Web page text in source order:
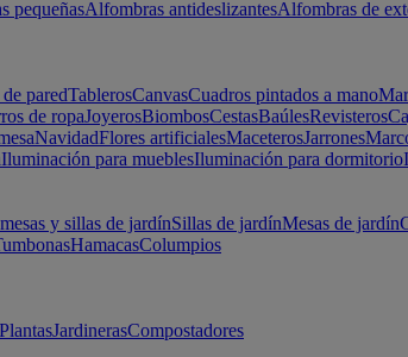
pequeñasAlfombras antideslizantesAlfombras de
paredTablerosCanvasCuadros pintados a mano
de ropaJoyerosBiombosCestasBaúlesRevisteros
NavidadFlores artificialesMaceterosJarrones
Iluminación para mueblesIluminación para dormitorio
y sillas de jardínSillas de jardínMesas de jardín
HamacasColumpios
PlantasJardinerasCompostadores